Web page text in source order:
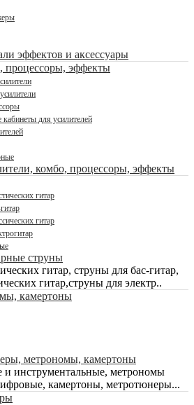
эффектов и аксессуары
процессоры, эффекты
для усилителей
комбо, процессоры, эффекты
гитар
гитар
струны
гитар, струны для бас-гитар,
гитар,струны для электр..
камертоны
метрономы, камертоны
инструментальные, метрономы
камертоны, метротюнеры...